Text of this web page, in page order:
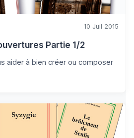
10 Juil 2015
Partie 1/2
aider à bien créer ou composer